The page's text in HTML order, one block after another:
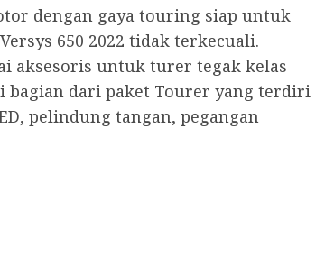
dengan gaya touring siap untuk
650 2022 tidak terkecuali.
aksesoris untuk turer tegak kelas
bagian dari paket Tourer yang terdiri
pelindung tangan, pegangan